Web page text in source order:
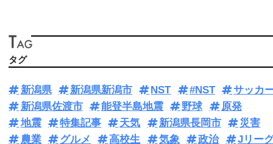
タグ
新潟県 新潟県新潟市 NST #NST
サッカ
新潟県佐渡市
能登半島地震 野球
原発
地震
特集記事 天気 新潟県長岡市
災害
農業
グルメ 高校生 気象 政治 Jリー